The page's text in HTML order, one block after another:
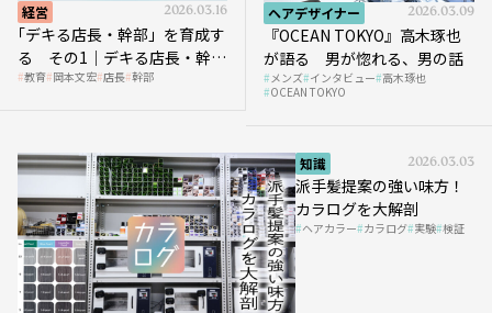
経営 2026.03.16
｢デキる店長・幹部」を育成す
る その1｜デキる店長・幹部
の「任せ方」
教育 岡本文宏 店長 幹部
ヘアデザイナー 2026.03.09
『OCEAN TOKYO』高木琢也
が語る 男が惚れる、男の話
メンズ インタビュー 高木琢也
OCEAN TOKYO
知識 2026.03.03
派手髪提案の強い味方！
カラログを大解剖
ヘアカラー カラログ 実験 検証